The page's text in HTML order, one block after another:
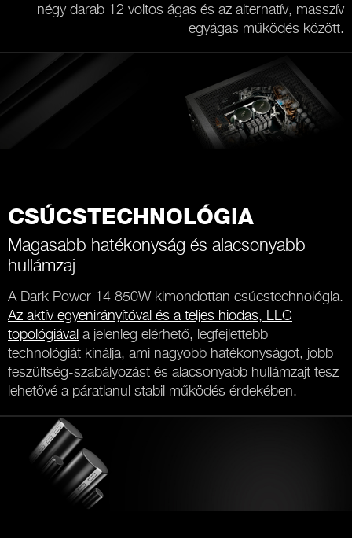
négy darab 12 voltos ágas és az alternatív, masszív
egyágas működés között.
CSÚCSTECHNOLÓGIA
Magasabb hatékonyság és alacsonyabb
hullámzaj
A Dark Power 14 850W kimondottan csúcstechnológia.
Az aktív egyenirányítóval és a teljes hiodas, LLC
topológiával a jelenleg elérhető, legfejlettebb
technológiát kínálja, ami nagyobb hatékonyságot, jobb
feszültség-szabályozást és alacsonyabb hullámzajt tesz
lehetővé a páratlanul stabil működés érdekében.